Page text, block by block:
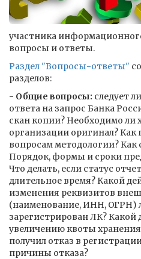
участника
вопросы и ответы.
Раздел "Вопросы-ответы"
разделов:
- Общие вопросы: следует
ответа на запрос Банка
скан копии? Необходимо ли
организации оригинал?
вопросам методологии? Как
Порядок, формы и сроки
Что делать, если статус
длительное время? Какой
изменения реквизитов
(наименование, ИНН, ОГРН)
зарегистрирован ЛК? Какой
увеличению квоты
получил отказ в
причины отказа?